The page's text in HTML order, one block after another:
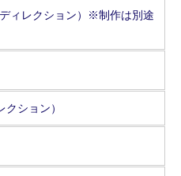
ィレクション）※制作は別途
ション）